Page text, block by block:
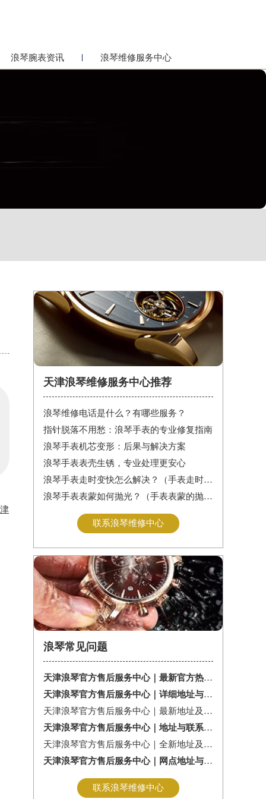
浪琴腕表资讯 浪琴维修服务中心
天津浪琴维修服务中心推荐
浪琴维修电话是什么？有哪些服务？
指针脱落不用愁：浪琴手表的专业修复指南
浪琴手表机芯变形：后果与解决方案
浪琴手表表壳生锈，专业处理更安心
浪琴手表走时变快怎么解决？（手表走时变快的解决方法）
浪琴手表表蒙如何抛光？（手表表蒙的抛光方法）
联系浪琴维修中心
浪琴常见问题
天津浪琴官方售后服务中心｜最新官方热线及维修地址权威信息通告（2026年7月最新）
天津浪琴官方售后服务中心｜详细地址与售后服务电话权威信息公告（2026年7月最新）
天津浪琴官方售后服务中心｜最新地址及官方售后热线权威信息公告（2026年7月最新）
天津浪琴官方售后服务中心｜地址与联系电话权威信息公告（2026年7月最新）
天津浪琴官方售后服务中心｜全新地址及服务热线权威信息公示（2026年7月最新）
天津浪琴官方售后服务中心｜网点地址与服务热线权威信息公示（2026年7月最新）
联系浪琴维修中心